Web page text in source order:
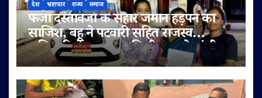
देश भ्रष्टाचार राज्य समाज
फर्जी दस्तावेजों के सहारे जमीन हड़पने की
साजिश, बहू ने पटवारी सहित राजस्व
अधिकारियों पर लगाए मिलीभगत के गंभीर
आरोप